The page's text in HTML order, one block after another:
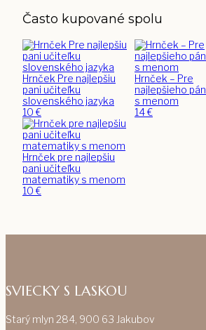
Často kupované spolu
Hrnček Pre najlepšiu
pani učiteľku
slovenského jazyka
10€
Hrnček – Pre
najlepšieho
s menom
14€
Hrnček pre najlepšiu
pani učiteľku
matematiky s menom
10€
SVIECKY S LASKOU
Starý mlyn 284, 900 63 Jakubov